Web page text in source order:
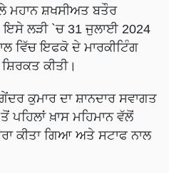
ਮਹਾਨ ਸ਼ਖਸੀਅਤ ਬਤੌਰ
ਇਸੇ ਲੜੀ `ਚ 31 ਜੁਲਾਈ 2024
ਵਿੱਚ ਇਫਕੋ ਦੇ ਮਾਰਕੀਟਿੰਗ
ਕੀਤੀ।
ਕੁਮਾਰ ਦਾ ਸ਼ਾਨਦਾਰ ਸਵਾਗਤ
ਪਹਿਲਾਂ ਖ਼ਾਸ ਮਹਿਮਾਨ ਵੱਲੋਂ
ਕੀਤਾ ਗਿਆ ਅਤੇ ਸਟਾਫ ਨਾਲ